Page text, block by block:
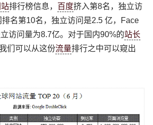
站排行榜信息， 百度挤入第8名，独立访
排名第10名，独立访问是2.5 亿，Face
访问量为8.7亿。对于国内90%的站长
们可以从这份流量排行之中可以窥出